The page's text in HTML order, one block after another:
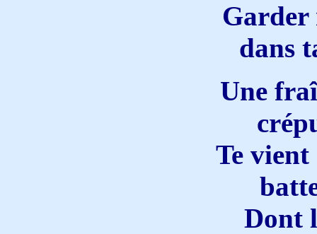
Garder
dans
Une
Te vient
Dont